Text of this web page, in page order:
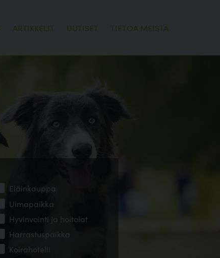
ARTIKKELIT UUTISET TIETOA MEISTÄ
Eläinkauppa
Uimapaikka
Hyvinvointi ja hoitolat
Harrastuspaikka
Koirahotelli